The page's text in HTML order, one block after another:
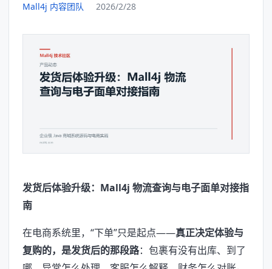
Mall4j 内容团队 2026/2/28
发货后体验升级：Mall4j 物流查询与电子面单对接指
南
在电商系统里，“下单”只是起点——真正决定体验与
复购的，是发货后的那段路：包裹有没有出库、到了